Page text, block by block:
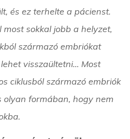
és ez terhelte a pácienst.
sokkal jobb a helyzet,
származó embriókat
visszaültetni… Most
ciklusból származó embriók
olyan formában, hogy nem